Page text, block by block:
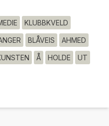
KLUBBKVELD
BLÅVEIS AHMED
Å HOLDE UT